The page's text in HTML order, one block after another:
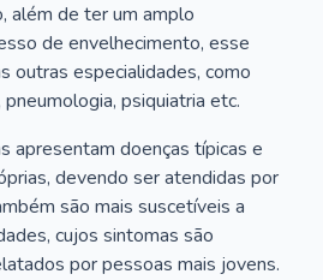
além de ter um amplo
de envelhecimento, esse
outras especialidades, como
psiquiatria etc.
apresentam doenças típicas e
devendo ser atendidas por
são mais suscetíveis a
cujos sintomas são
por pessoas mais jovens.